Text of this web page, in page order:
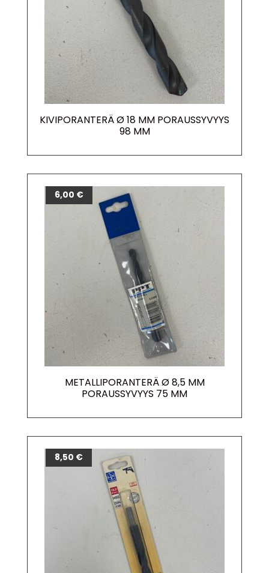
KIVIPORANTERÄ Ø 18 MM PORAUSSYVYYS
98 MM
METALLIPORANTERÄ Ø 8,5 MM
PORAUSSYVYYS 75 MM
6,00 €
8,50 €